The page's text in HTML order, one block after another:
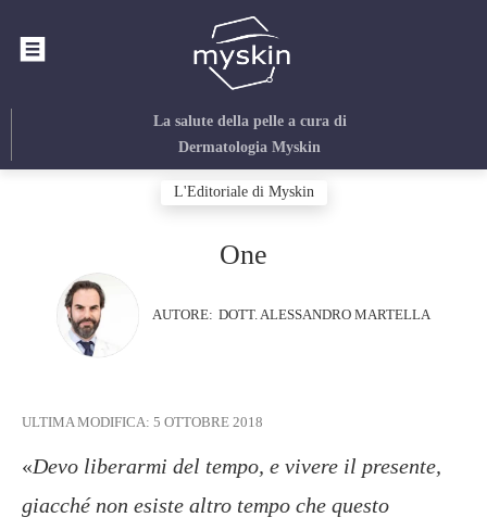
La salute della pelle a cura di
Dermatologia Myskin
L'Editoriale di Myskin
One
AUTORE: DOTT. ALESSANDRO MARTELLA
ULTIMA MODIFICA: 5 OTTOBRE 2018
«Devo liberarmi del tempo, e vivere il presente,
giacché non esiste altro tempo che questo